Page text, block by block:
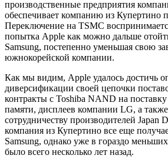
производственные предприятия
обеспечивает компанию из Купертино
Переключение на TSMC
попытка Apple как можно дальше
Samsung, постепенно уменьшая свою
южнокорейской компании.
Как мы видим, Apple удалось достичь
диверсификации своей цепочки
контракты с Toshiba NAND на
памяти, дисплеев компании LG, а
сотрудничеству производителей Japan
компания из Купертино все еще
Samsung, однако уже в гораздо
было всего несколько лет назад.